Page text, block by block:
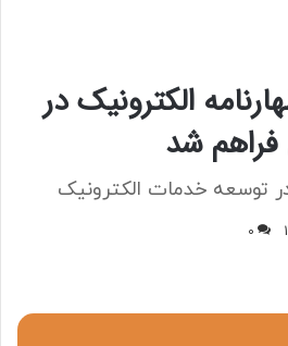
الکترونیک در
فراهم شد
توسعه خدمات الکترونیک
0